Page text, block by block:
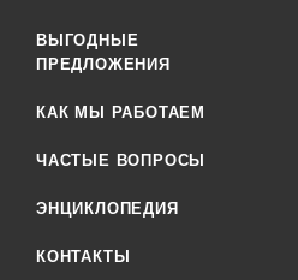
ВЫГОДНЫЕ
ПРЕДЛОЖЕНИЯ
КАК МЫ РАБОТАЕМ
ЧАСТЫЕ ВОПРОСЫ
ЭНЦИКЛОПЕДИЯ
КОНТАКТЫ